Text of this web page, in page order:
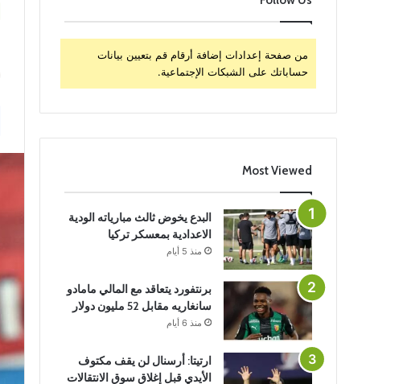
من صفحة إعدادات إضافة أرقام قم بتعيين بيانات
حساباتك على الشبكات الإجتماعية.
Most Viewed
البدع يخوض ثالث مبارياته الودية
الاعدادية بمعسكر تركيا
منذ 5 أيام
برنتفورد يتعاقد مع المالي مامادو
سانغاريه مقابل 52 مليون دولار
منذ 6 أيام
ارتيتا: أرسنال لن يقف مكتوف
الأيدي قبل إغلاق سوق الانتقالات